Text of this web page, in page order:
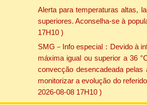
Alerta para temperaturas altas,
superiores. Aconselha-se à
17H10 )
SMG－Info especial：Devido à
máxima igual ou superior a 36
convecção desencadeada
monitorizar a evolução do
2026-08-08 17H10 )